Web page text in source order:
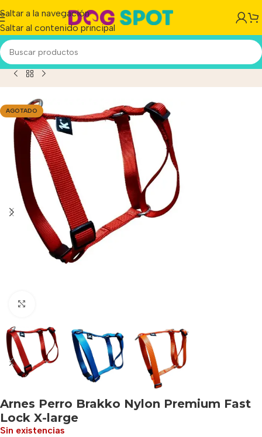
Saltar a la navegación
Saltar al contenido principal
/Arnes Perro Brakko Nylon Premium Fast Lock X-large
AGOTADO
Arnes Perro Brakko Nylon Premium Fast
Lock X-large
Sin existencias